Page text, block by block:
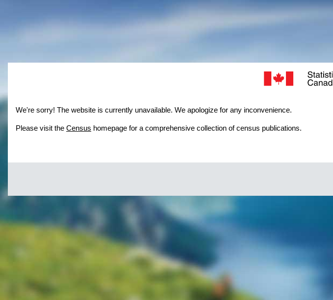
We're sorry! The website is currently unavailable. We apologize for any inconvenience.
Please visit the Census homepage for a comprehensive collection of census publications.